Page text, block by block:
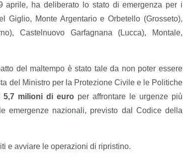
ha deliberato lo stato di emergenza per i
Giglio, Monte Argentario e Orbetello (Grosseto),
Castelnuovo Garfagnana (Lucca), Montale,
del maltempo è stato tale da non poter essere
del Ministro per la Protezione Civile e le Politiche
5,7 milioni di euro per affrontare le urgenze più
emergenze nazionali, previsto dal Codice della
e avviare le operazioni di ripristino.